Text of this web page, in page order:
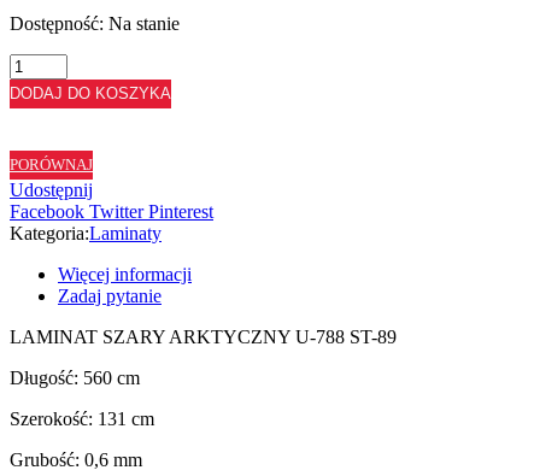
Dostępność: Na stanie
ilość
LAMINAT
SZARY
U788
ST89
-
560x131
DODAJ DO KOSZYKA
PORÓWNAJ
Udostępnij
Facebook Twitter Pinterest
Kategoria:Laminaty
Więcej informacji
Zadaj pytanie
LAMINAT SZARY ARKTYCZNY U-788 ST-89
Długość: 560 cm
Szerokość: 131 cm
Grubość: 0,6 mm